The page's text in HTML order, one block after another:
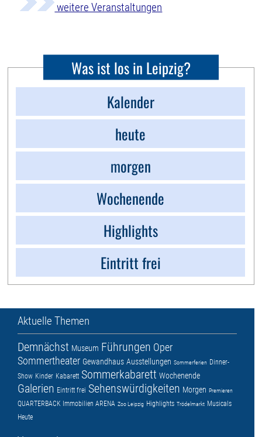
weitere Veranstaltungen
Was ist los in Leipzig?
Kalender
heute
morgen
Wochenende
Highlights
Eintritt frei
Aktuelle Themen
Demnächst Museum Führungen Oper
Sommertheater Gewandhaus Ausstellungen Sommerferien Dinner-
Show Kinder Kabarett Sommerkabarett Wochenende
Galerien Eintritt frei Sehenswürdigkeiten Morgen Premieren
QUARTERBACK Immobilien ARENA Zoo Leipzig Highlights Trödelmarkt Musicals
Heute